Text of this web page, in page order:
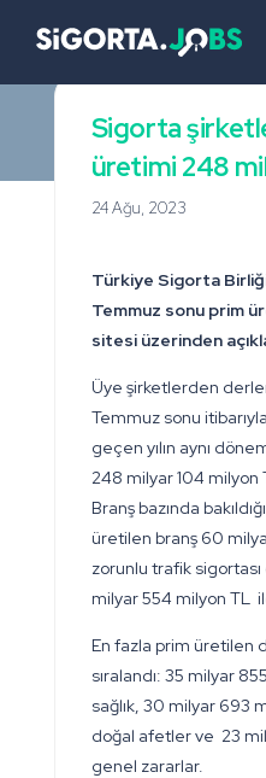
Sigorta
üretimi 248
24 Ağu, 2023
Türkiye Sigorta
Temmuz sonu prim
sitesi üzerinden
Üye şirketlerden
Temmuz sonu
geçen yılın aynı
248 milyar 104
Branş bazında
üretilen branş 60
zorunlu trafik sigortası
milyar 554 milyon TL
En fazla prim üretilen
sıralandı: 35 milyar
sağlık, 30 milyar 693
doğal afetler ve 23
genel zararlar.